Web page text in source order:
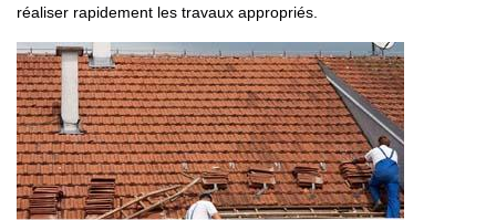
réaliser rapidement les travaux appropriés.